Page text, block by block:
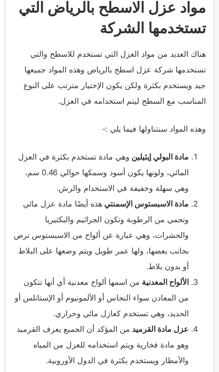
مواد عزل الاسطح بالرياض التي
تستخدمها الشركة
هناك العديد من مواد العزل التي تستخدم للاسطح والتي
تستخدمها شركة عزل اسطح بالرياض وهذه المواد جميعها
جيد ويستخدم بكثرة ولكن يكون الإختيار مترتب على النوع
المناسب مع السطح ليتم استخدامه في العزل.
وهذه المواد سنتناولها فيما يلي :-
مادة البولي إيثيلين وهي مادة تستخدم بكثرة في العزل
المائي، ولونها يكون أسود وسمكها حوالي 0.46 سم،
وهي سهلة وخفيفة في الاستخدام والرش.
مادة الاسبستوس الإسمنتي هذه أيضًا مادة عزل مائي
وتحمي من الرطوبة وتكون الجراثيم والبكتيريا
والحشرات، وهي عبارة عن ألواح من الاسبستوس ترص
بجانب بعضها، ولها عمر طويل ويتم وضعها على البلاط
أو بدون بلاط.
الألواح المعدنية من اسمها ألواح معدنية أي أنها تتكون
من المعادن سواء النحاس أو الألمونيوم أو الإستانلس أو
الحديد، وهي تستخدم كعازل مائي وحراري.
عزل مادة القرميد من المؤكد أن الجميع يعرف القرميد
وهو مادة فخارية ويتم استخدامه للعزل من المياه
والأمطار ويستخدم بكثرة في الدول الأوروبية.